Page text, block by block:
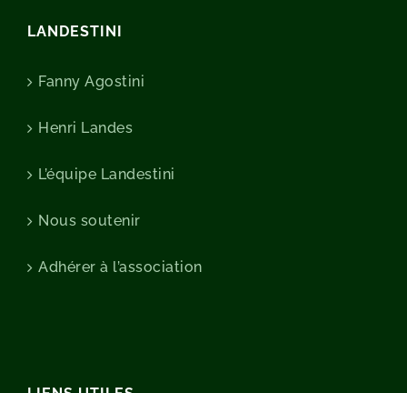
LANDESTINI
Fanny Agostini
Henri Landes
L’équipe Landestini
Nous soutenir
Adhérer à l’association